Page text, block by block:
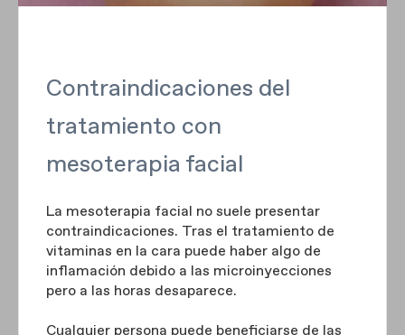
Contraindicaciones del
tratamiento con
mesoterapia facial
La mesoterapia facial no suele presentar
contraindicaciones. Tras el tratamiento de
vitaminas en la cara puede haber algo de
inflamación debido a las microinyecciones
pero a las horas desaparece.
Cualquier persona puede beneficiarse de las